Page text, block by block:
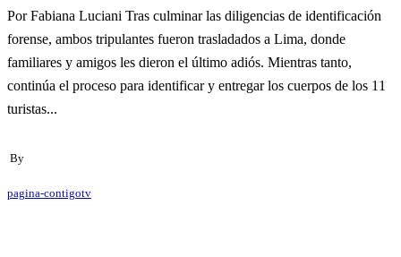
Por Fabiana Luciani Tras culminar las diligencias de identificación
forense, ambos tripulantes fueron trasladados a Lima, donde
familiares y amigos les dieron el último adiós. Mientras tanto,
continúa el proceso para identificar y entregar los cuerpos de los 11
turistas...
By
pagina-contigotv